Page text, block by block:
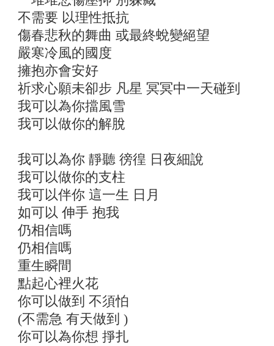
不需要 以理性抵抗
傷春悲秋的舞曲 或最終蛻變絕望
嚴寒冷風的國度
擁抱亦會安好
祈求心願未卻步 凡星 冥冥中一天碰到
我可以為你擋風雪
我可以做你的解脫
我可以為你 靜聽 徬徨 日夜細說
我可以做你的支柱
我可以伴你 這一生 日月
如可以 伸手 抱我
仍相信嗎
仍相信嗎
重生瞬間
點起心裡火花
你可以做到 不須怕
(不需急 有天做到 )
你可以為你想 掙扎